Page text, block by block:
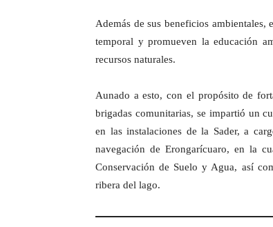
Además de sus beneficios
temporal y promueven la educación
recursos naturales.
Aunado a esto, con el propósito de
brigadas comunitarias, se impartió un
en las instalaciones de la Sader, a
navegación de Erongarícuaro, en la
Conservación de Suelo y Agua, así
ribera del lago.